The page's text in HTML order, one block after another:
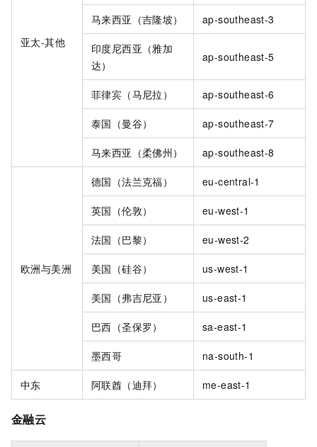
亚太-其他
马来西亚（吉隆坡） ap-southeast-3
印度尼西亚（雅加
达）
ap-southeast-5
菲律宾（马尼拉） ap-southeast-6
泰国（曼谷） ap-southeast-7
马来西亚（柔佛州） ap-southeast-8
欧洲与美洲
德国（法兰克福） eu-central-1
英国（伦敦） eu-west-1
法国（巴黎） eu-west-2
美国（硅谷） us-west-1
美国（弗吉尼亚） us-east-1
巴西（圣保罗） sa-east-1
墨西哥 na-south-1
中东 阿联酋（迪拜） me-east-1
金融云